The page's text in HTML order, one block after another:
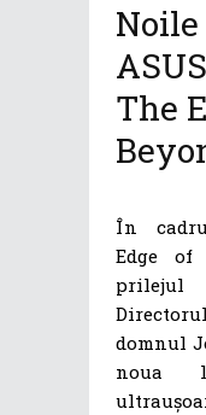
The
În
Edge of
domnul
noua